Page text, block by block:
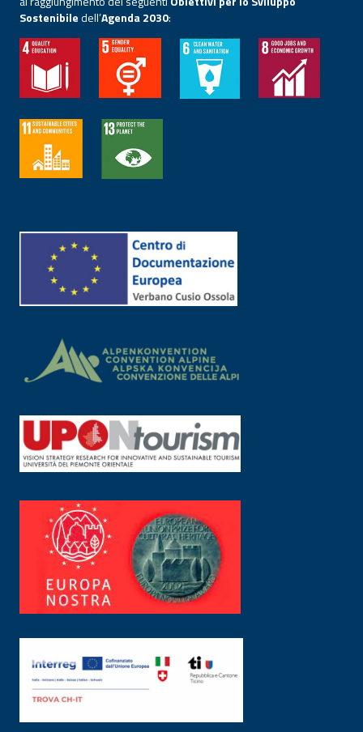
Sostenibiledell’Agenda 2030: